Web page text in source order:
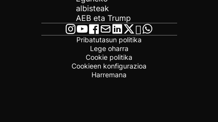
albisteak
AEB eta Trump
Pribatutasun politika
Lege oharra
Cookie politika
Cookieen konfigurazioa
Harremana